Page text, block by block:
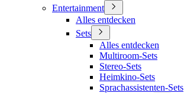
Entertainment
Alles entdecken
Sets
Alles entdecken
Multiroom-Sets
Stereo-Sets
Heimkino-Sets
Sprachassistenten-Sets